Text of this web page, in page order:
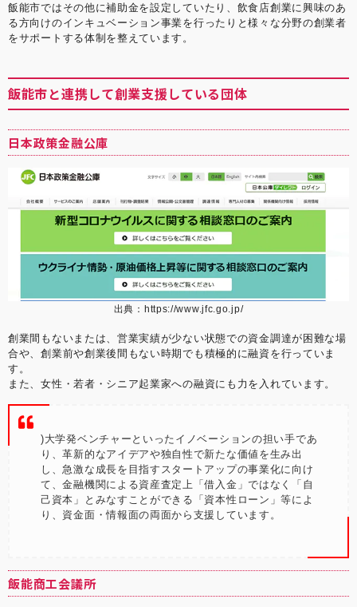
飯能市ではその他に補助金を設定していたり、飲食店創業に興味のあ
る方向けのインキュベーション事業を行ったりと様々な分野の創業者
をサポートする体制を整えています。
飯能市と連携して創業支援している団体
日本政策金融公庫
出典： https://www.jfc.go.jp/
創業間もないまたは、営業実績が少ない状態での資金調達が困難な場
合や、創業前や創業後間もない時期でも積極的に融資を行っていま
す。
また、女性・若者・シニア起業家への融資にも力を入れています。
)大学発ベンチャーといったイノベーションの担い手であ
り、革新的なアイデアや独自性で新たな価値を生み出
し、急激な成長を目指すスタートアップの事業化に向け
て、金融機関による資産査定上「借入金」ではなく「自
己資本」とみなすことができる「資本性ローン」等によ
り、資金面・情報面の両面から支援しています。
飯能商工会議所